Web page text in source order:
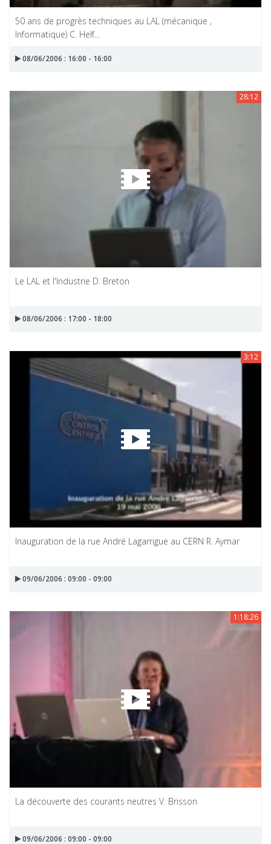
50 ans de progrès techniques au LAL (mécanique ,
Informatique) C. Helf...
08/06/2006 : 16:00 - 16:00
28:12
Le LAL et l'Industrie D. Breton
08/06/2006 : 17:00 - 18:00
3:12
Inauguration de la rue André Lagarrigue au CERN R. Aymar
09/06/2006 : 09:00 - 09:00
1:18:26
La découverte des courants neutres V. Brisson
09/06/2006 : 09:00 - 09:00